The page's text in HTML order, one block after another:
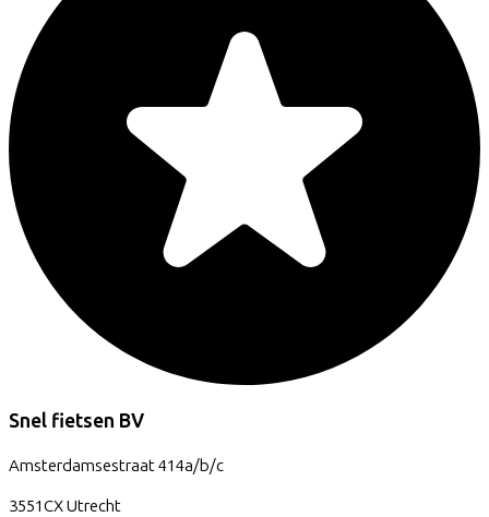
Snel fietsen BV
Amsterdamsestraat414a/b/c
3551CXUtrecht